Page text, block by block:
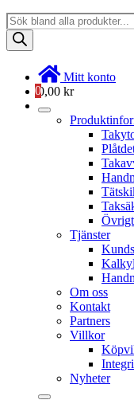
Products
search
Mitt konto
00,00 kr
Övrigt
Tjänster
Om oss
Kontakt
Partners
Villkor
Nyheter